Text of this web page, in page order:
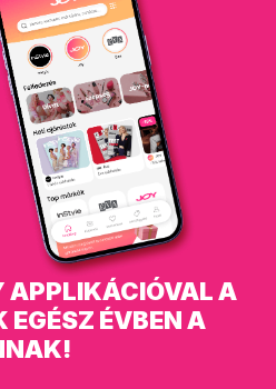
APPLIKÁCIÓVAL A
ÉVBEN A